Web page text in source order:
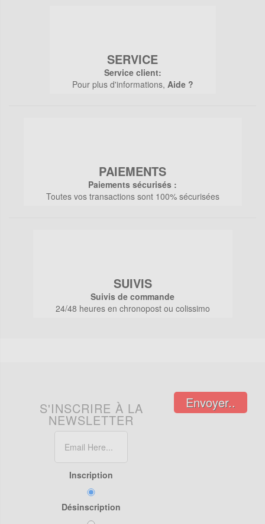
SERVICE
Service client:
Pour plus d'informations, Aide ?
PAIEMENTS
Paiements sécurisés :
Toutes vos transactions sont 100% sécurisées
SUIVIS
Suivis de commande
24/48 heures en chronopost ou colissimo
S'INSCRIRE À LA
NEWSLETTER
Inscription
Désinscription
Envoyer..